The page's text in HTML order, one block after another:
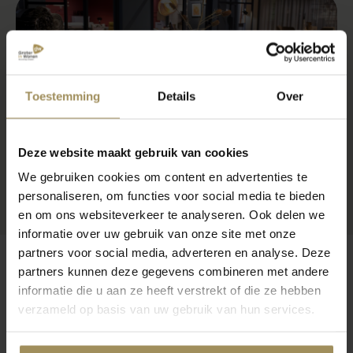
Toestemming Details Over
Deze website maakt gebruik van cookies
We gebruiken cookies om content en advertenties te
personaliseren, om functies voor social media te bieden
en om ons websiteverkeer te analyseren. Ook delen we
informatie over uw gebruik van onze site met onze
partners voor social media, adverteren en analyse. Deze
partners kunnen deze gegevens combineren met andere
informatie die u aan ze heeft verstrekt of die ze hebben
verzameld op basis van uw gebruik van hun services.
Op zoek naar meer inspiratie?